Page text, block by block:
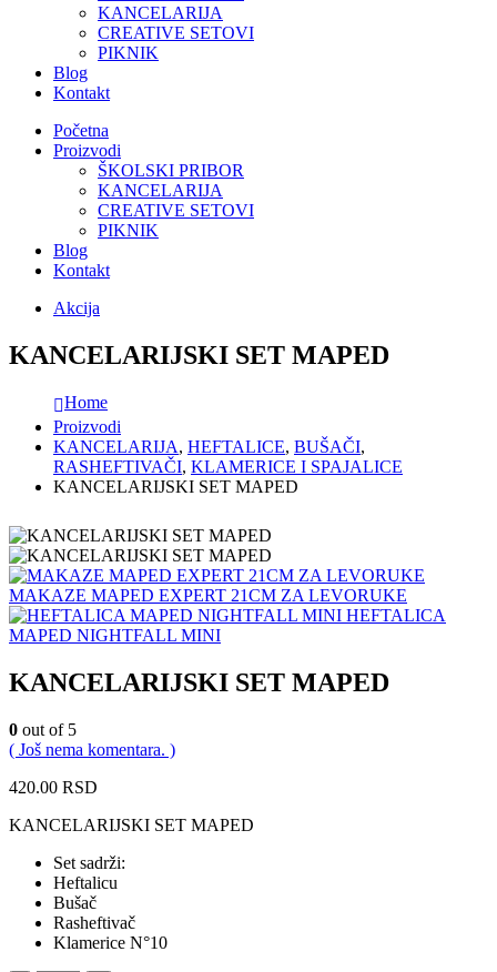
KANCELARIJA
CREATIVE SETOVI
PIKNIK
Blog
Kontakt
Početna
Proizvodi
ŠKOLSKI PRIBOR
KANCELARIJA
CREATIVE SETOVI
PIKNIK
Blog
Kontakt
Akcija
KANCELARIJSKI SET MAPED
Home
Proizvodi
KANCELARIJA, HEFTALICE, BUŠAČI,
RASHEFTIVAČI, KLAMERICE I SPAJALICE
KANCELARIJSKI SET MAPED
MAKAZE MAPED EXPERT 21CM ZA LEVORUKE
HEFTALICA
MAPED NIGHTFALL MINI
KANCELARIJSKI SET MAPED
0 out of 5
( Još nema komentara. )
420.00 RSD
KANCELARIJSKI SET MAPED
Set sadrži:
Heftalicu
Bušač
Rasheftivač
Klamerice N°10